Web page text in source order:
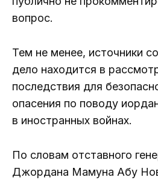
вопрос.
Тем не менее, источники
дело находится в
последствия для
опасения по поводу
в иностранных войнах.
По словам отставного
Джордана Мамуна Абу